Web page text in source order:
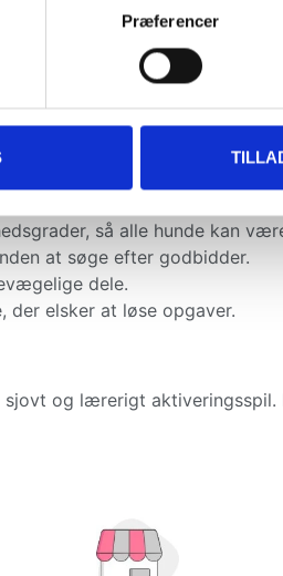
Præferencer
hundespil?
der aktiverer hundens
hvor gåturene ikke er nok.
opgaver til avancerede
så alle hunde kan
at søge efter godbidder.
dele.
der elsker at løse opgaver.
sjovt og lærerigt aktiveringsspil.